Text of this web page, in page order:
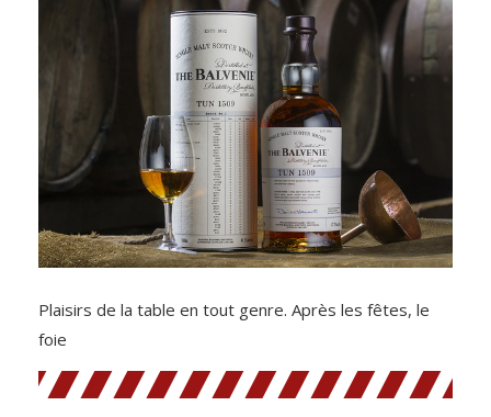
Plaisirs de la table en tout genre. Après les fêtes, le
foie